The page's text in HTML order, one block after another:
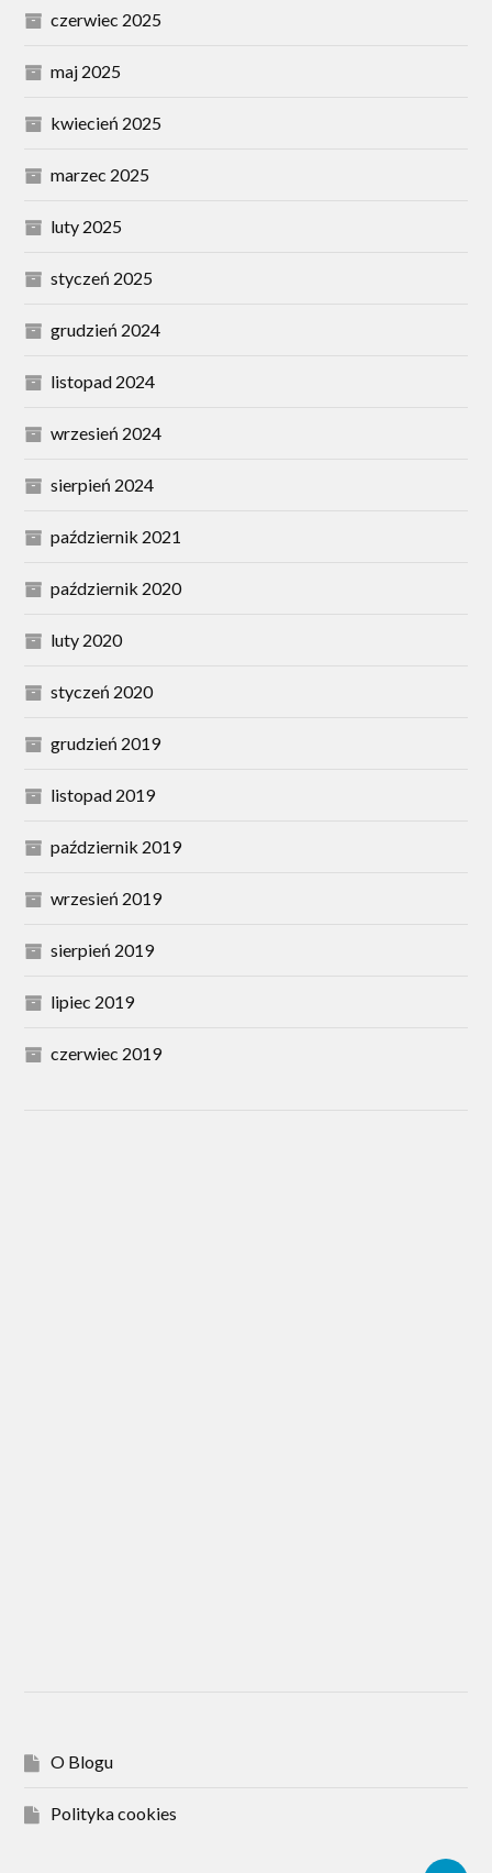
czerwiec 2025
maj 2025
kwiecień 2025
marzec 2025
luty 2025
styczeń 2025
grudzień 2024
listopad 2024
wrzesień 2024
sierpień 2024
październik 2021
październik 2020
luty 2020
styczeń 2020
grudzień 2019
listopad 2019
październik 2019
wrzesień 2019
sierpień 2019
lipiec 2019
czerwiec 2019
O Blogu
Polityka cookies